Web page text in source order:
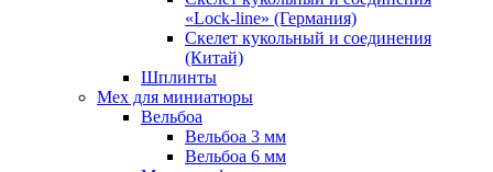
«Lock-line» (Германия)
Скелет кукольный и соединения
(Китай)
Шплинты
Мех для миниатюры
Вельбоа
Вельбоа 3 мм
Вельбоа 6 мм